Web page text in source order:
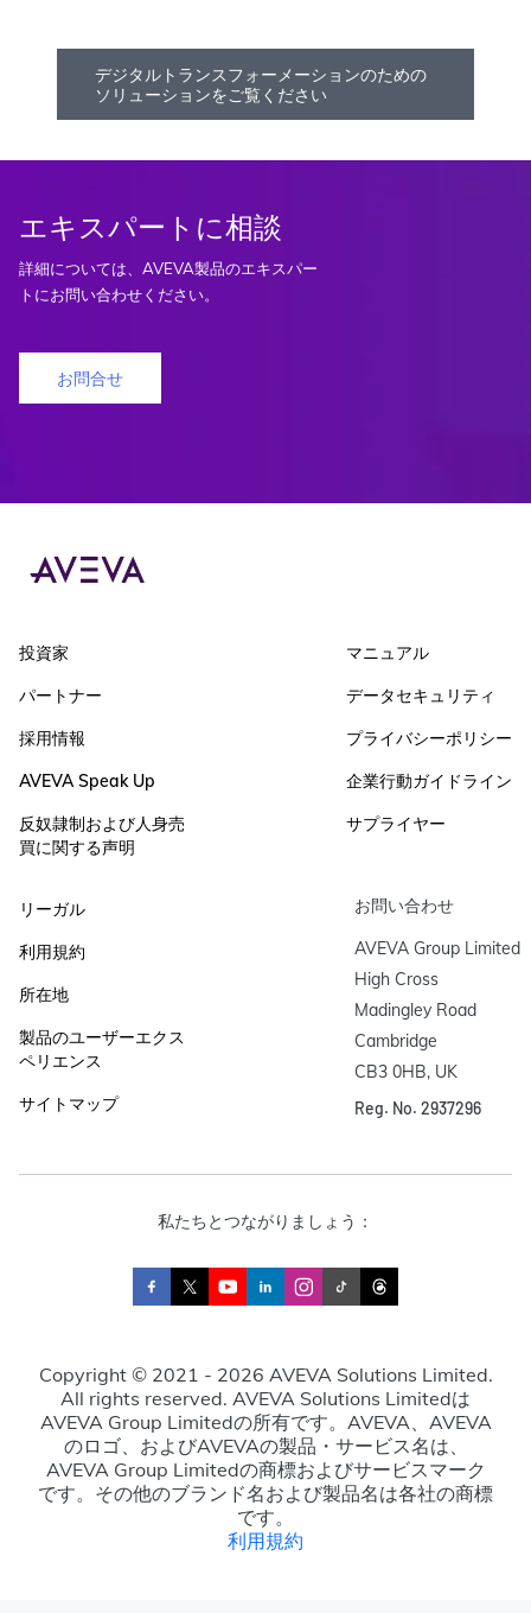
デジタルトランスフォーメーションのための
ソリューションをご覧ください
エキスパートに相談
詳細については、AVEVA製品のエキスパー
トにお問い合わせください。
お問合せ
投資家
パートナー
採用情報
AVEVA Speak Up
反奴隷制および人身売
買に関する声明
マニュアル
データセキュリティ
プライバシーポリシー
企業行動ガイドライン
サプライヤー
リーガル
利用規約
所在地
製品のユーザーエクス
ペリエンス
サイトマップ
お問い合わせ
AVEVA Group Limited
High Cross
Madingley Road
Cambridge
CB3 0HB, UK
Reg. No. 2937296
私たちとつながりましょう：
Copyright © 2021 - 2026 AVEVA Solutions Limited.
All rights reserved. AVEVA Solutions Limitedは
AVEVA Group Limitedの所有です。AVEVA、AVEVA
のロゴ、およびAVEVAの製品・サービス名は、
AVEVA Group Limitedの商標およびサービスマーク
です。その他のブランド名および製品名は各社の商標
です。
利用規約